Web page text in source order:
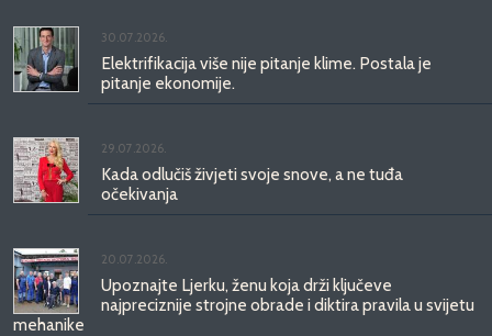
30.07.2026.
Elektrifikacija više nije pitanje klime. Postala je
pitanje ekonomije.
29.07.2026.
Kada odlučiš živjeti svoje snove, a ne tuđa
očekivanja
20.07.2026.
Upoznajte Ljerku, ženu koja drži ključeve
najpreciznije strojne obrade i diktira pravila u svijetu
mehanike